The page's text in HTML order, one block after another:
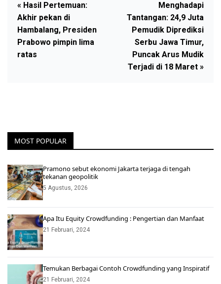
« Hasil Pertemuan:
Akhir pekan di
Hambalang, Presiden
Prabowo pimpin lima
ratas
Menghadapi
Tantangan: 24,9 Juta
Pemudik Diprediksi
Serbu Jawa Timur,
Puncak Arus Mudik
Terjadi di 18 Maret »
MOST POPULAR
Pramono sebut ekonomi Jakarta terjaga di tengah
tekanan geopolitik
5 Agustus, 2026
Apa Itu Equity Crowdfunding : Pengertian dan Manfaat
21 Februari, 2024
Temukan Berbagai Contoh Crowdfunding yang Inspiratif
21 Februari, 2024